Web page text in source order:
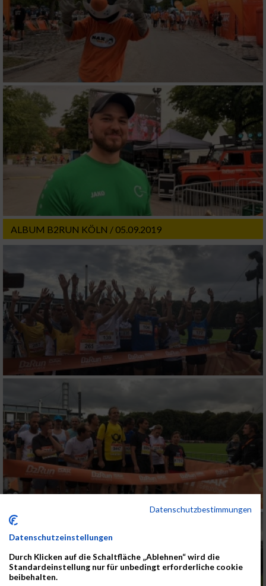
ALBUM B2RUN KÖLN / 05.09.2019
Datenschutzbestimmungen
Datenschutzeinstellungen
Durch Klicken auf die Schaltfläche „Ablehnen“ wird die
Standardeinstellung nur für unbedingt erforderliche cookie
beibehalten.